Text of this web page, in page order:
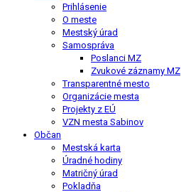
Prihlásenie
O meste
Mestský úrad
Samospráva
Poslanci MZ
Zvukové záznamy MZ
Transparentné mesto
Organizácie mesta
Projekty z EÚ
VZN mesta Sabinov
Občan
Mestská karta
Úradné hodiny
Matričný úrad
Pokladňa